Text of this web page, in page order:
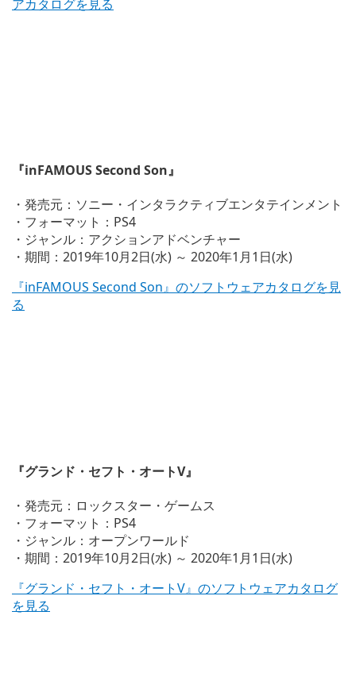
アカタログを見る
『inFAMOUS Second Son』
・発売元：ソニー・インタラクティブエンタテインメント
・フォーマット：PS4
・ジャンル：アクションアドベンチャー
・期間：2019年10月2日(水) ～ 2020年1月1日(水)
『inFAMOUS Second Son』のソフトウェアカタログを見
る
『グランド・セフト・オートV』
・発売元：ロックスター・ゲームス
・フォーマット：PS4
・ジャンル：オープンワールド
・期間：2019年10月2日(水) ～ 2020年1月1日(水)
『グランド・セフト・オートV』のソフトウェアカタログ
を見る